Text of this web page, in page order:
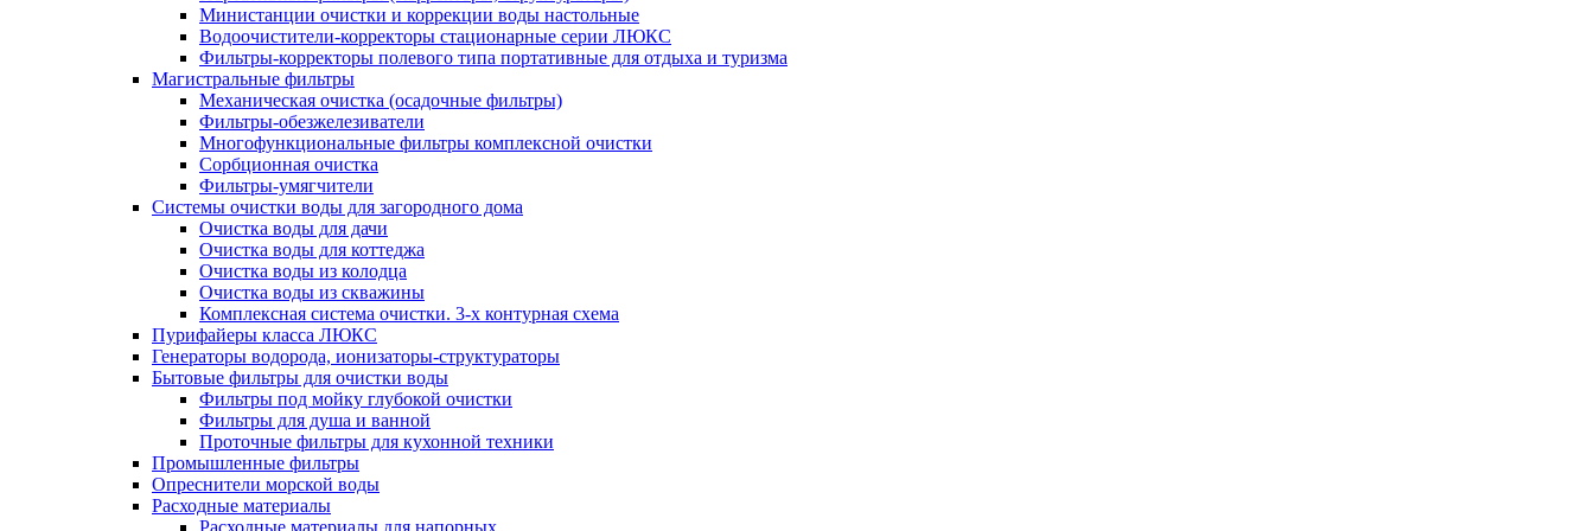
Министанции очистки и коррекции воды настольные
Водоочистители-корректоры стационарные серии ЛЮКС
Фильтры-корректоры полевого типа портативные для отдыха и туризма
Магистральные фильтры
Механическая очистка (осадочные фильтры)
Фильтры-обезжелезиватели
Многофункциональные фильтры комплексной очистки
Сорбционная очистка
Фильтры-умягчители
Системы очистки воды для загородного дома
Очистка воды для дачи
Очистка воды для коттеджа
Очистка воды из колодца
Очистка воды из скважины
Комплексная система очистки. 3-х контурная схема
Пурифайеры класса ЛЮКС
Генераторы водорода, ионизаторы-структураторы
Бытовые фильтры для очистки воды
Фильтры под мойку глубокой очистки
Фильтры для душа и ванной
Проточные фильтры для кухонной техники
Промышленные фильтры
Опреснители морской воды
Расходные материалы
Расходные материалы для напорных